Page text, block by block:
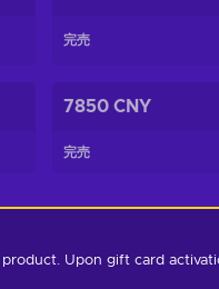
完売
7850 CNY
完売
Upon gift card